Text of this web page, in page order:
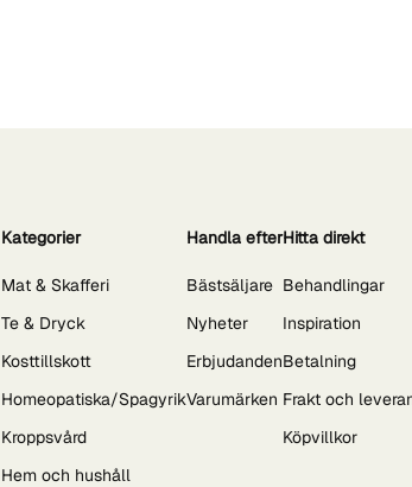
Kategorier
Mat & Skafferi
Te & Dryck
Kosttillskott
Homeopatiska/Spagyrik
Kroppsvård
Hem och hushåll
Handla efter
Bästsäljare
Nyheter
Erbjudanden
Varumärken
Hitta direkt
Behandlingar
Inspiration
Betalning
Frakt och
Köpvillkor